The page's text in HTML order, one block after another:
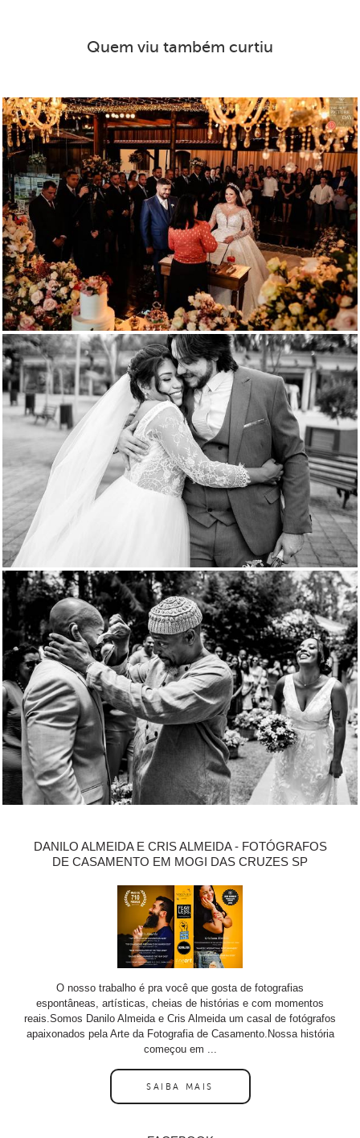
Quem viu também curtiu
DANILO ALMEIDA E CRIS ALMEIDA - FOTÓGRAFOS
DE CASAMENTO EM MOGI DAS CRUZES SP
O nosso trabalho é pra você que gosta de fotografias
espontâneas, artísticas, cheias de histórias e com momentos
reais.Somos Danilo Almeida e Cris Almeida um casal de fotógrafos
apaixonados pela Arte da Fotografia de Casamento.Nossa história
começou em ...
SAIBA MAIS